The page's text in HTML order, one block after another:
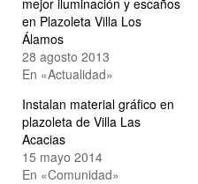
en Plazoleta Villa Los
Álamos
28 agosto 2013
En «Actualidad»
Instalan material gráfico en
plazoleta de Villa Las
Acacias
15 mayo 2014
En «Comunidad»